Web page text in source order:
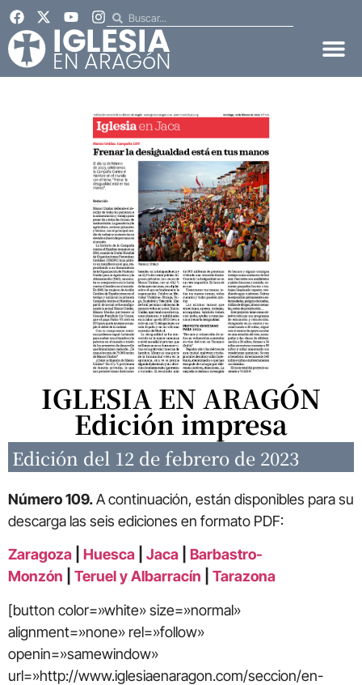
IGLESIA EN ARAGÓN
Edición impresa
Edición del 12 de febrero de 2023
Número 109.A continuación, están disponibles para su
descarga las seis ediciones en formato PDF:
Zaragoza
Huesca Jaca
Barbastro-
Monzón
Teruel y Albarracín
Tarazona
[button color=»white» size=»normal»
alignment=»none» rel=»follow»
openin=»samewindow»
url=»http://www.iglesiaenaragon.com/seccion/en-